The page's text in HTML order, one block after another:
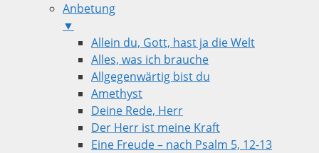
Anbetung
▼
Allein du, Gott, hast ja die Welt
Alles, was ich brauche
Allgegenwärtig bist du
Amethyst
Deine Rede, Herr
Der Herr ist meine Kraft
Eine Freude – nach Psalm 5, 12-13